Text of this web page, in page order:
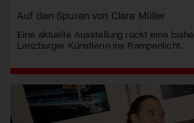
Auf den Spuren von Clara Müller
Eine aktuelle Ausstellung rückt eine
Lenzburger Künstlerin ins Rampenlicht.